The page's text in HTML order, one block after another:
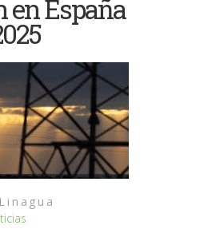
en España
Linagua